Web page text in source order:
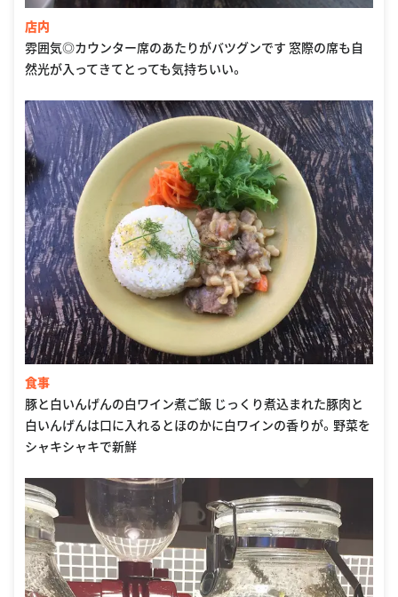
店内
雰囲気◎カウンター席のあたりがバツグンです 窓際の席も自
然光が入ってきてとっても気持ちいい。
食事
豚と白いんげんの白ワイン煮ご飯 じっくり煮込まれた豚肉と
白いんげんは口に入れるとほのかに白ワインの香りが。野菜を
シャキシャキで新鮮